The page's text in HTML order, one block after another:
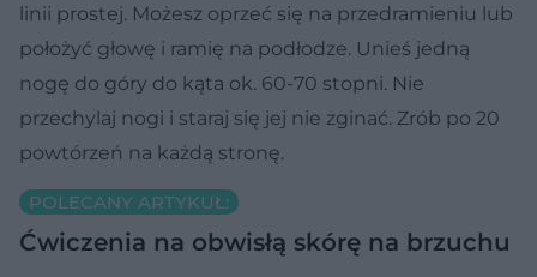
linii prostej. Możesz oprzeć się na przedramieniu lub
położyć głowę i ramię na podłodze. Unieś jedną
nogę do góry do kąta ok. 60-70 stopni. Nie
przechylaj nogi i staraj się jej nie zginać. Zrób po 20
powtórzeń na każdą stronę.
POLECANY ARTYKUŁ:
Ćwiczenia na obwisłą skórę na brzuchu